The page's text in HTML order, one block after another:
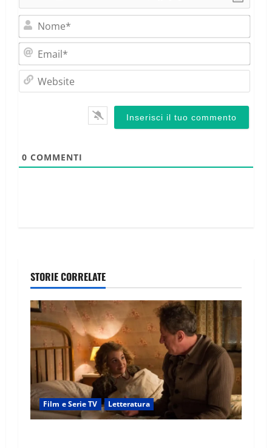
0 COMMENTI
STORIE CORRELATE
Film e Serie TV Letteratura